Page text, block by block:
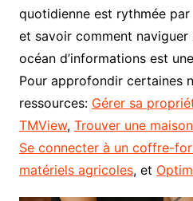
quotidienne est rythmée
et savoir comment naviguer
océan d’informations est
Pour approfondir certaines
ressources: Gérer sa
TMView, Trouver une
Se connecter à un coffre-
matériels agricoles, et